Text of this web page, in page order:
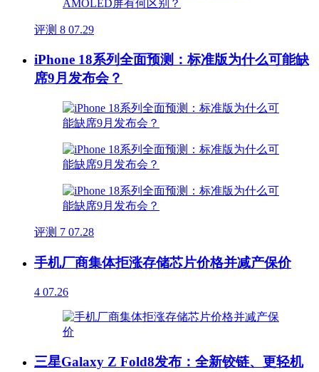
评测 8 07.29
iPhone 18系列全面预测：标准版为什么可能缺
席9月发布会？
评测 7 07.28
手机厂商集体拒涨存储芯片价格并减产保价
4 07.26
三星Galaxy Z Fold8发布：全新铰链、更轻机